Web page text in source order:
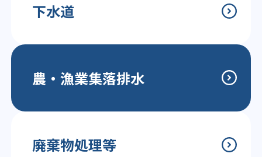
下水道
農・漁業集落排水
廃棄物処理等